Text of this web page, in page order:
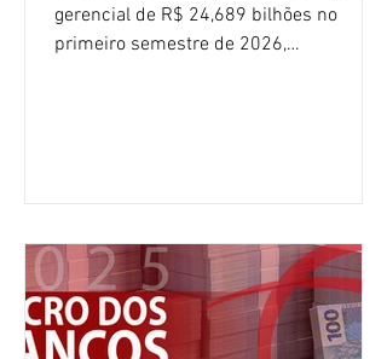
gerencial de R$ 24,689 bilhões no
primeiro semestre de 2026,
patrimônio líquido médio anualizado
(ROE), no Brasil, chegou a 26% no
semestre, avanço de 2,1 pontos
percentuais em 12 meses. Apesar dos